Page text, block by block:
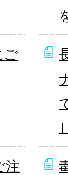
ご
注